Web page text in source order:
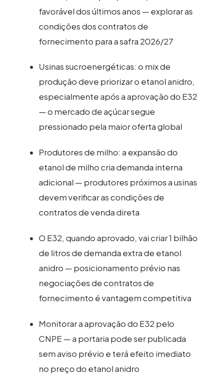
favorável dos últimos anos — explorar as
condições dos contratos de
fornecimento para a safra 2026/27
Usinas sucroenergéticas: o mix de
produção deve priorizar o etanol anidro,
especialmente após a aprovação do E32
— o mercado de açúcar segue
pressionado pela maior oferta global
Produtores de milho: a expansão do
etanol de milho cria demanda interna
adicional — produtores próximos a usinas
devem verificar as condições de
contratos de venda direta
O E32, quando aprovado, vai criar 1 bilhão
de litros de demanda extra de etanol
anidro — posicionamento prévio nas
negociações de contratos de
fornecimento é vantagem competitiva
Monitorar a aprovação do E32 pelo
CNPE — a portaria pode ser publicada
sem aviso prévio e terá efeito imediato
no preço do etanol anidro